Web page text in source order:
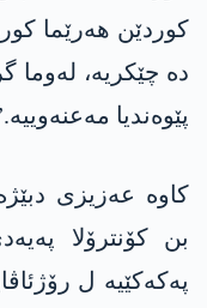
کوردێن ھەرێما
دە چێکریە، لەوما
پێوەندیا
کاوە عەزیزی
بن کۆنترۆلا
پەکەکێیە ل